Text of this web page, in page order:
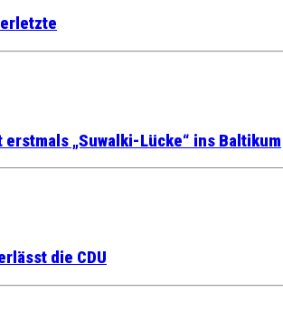
„Suwalki-Lücke“ ins Baltikum
die CDU